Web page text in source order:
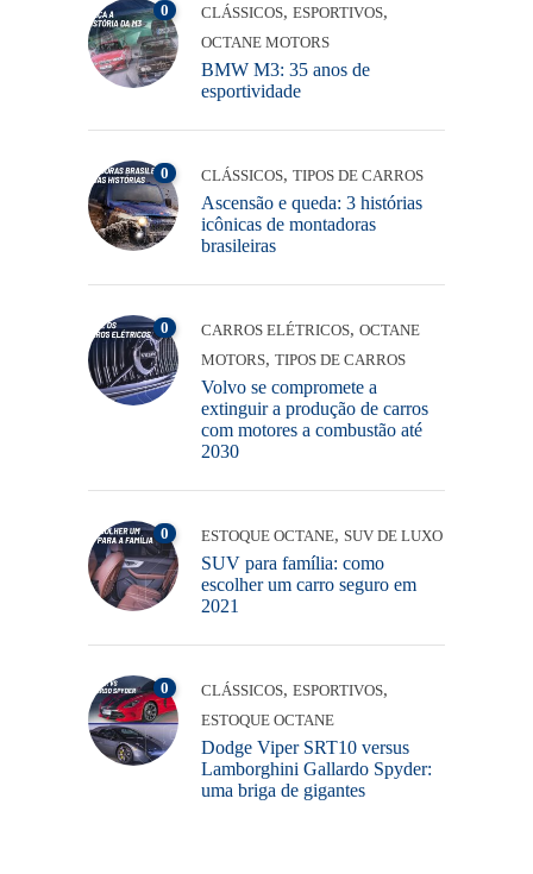
0 CLÁSSICOS, ESPORTIVOS,
OCTANE MOTORS
BMW M3: 35 anos de
esportividade
0 CLÁSSICOS, TIPOS DE CARROS
Ascensão e queda: 3 histórias
icônicas de montadoras
brasileiras
0 CARROS ELÉTRICOS, OCTANE
MOTORS, TIPOS DE CARROS
Volvo se compromete a
extinguir a produção de carros
com motores a combustão até
2030
0 ESTOQUE OCTANE, SUV DE LUXO
SUV para família: como
escolher um carro seguro em
2021
0 CLÁSSICOS, ESPORTIVOS,
ESTOQUE OCTANE
Dodge Viper SRT10 versus
Lamborghini Gallardo Spyder:
uma briga de gigantes